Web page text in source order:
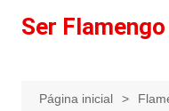
paraSer Flamengo
Página inicial